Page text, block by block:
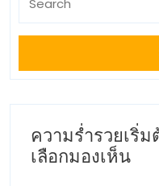
for:
ความร่ำรวยเริ่
เลือกมองเห็น